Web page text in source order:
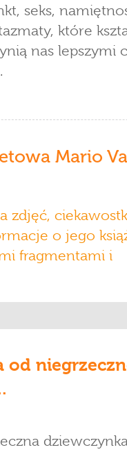
seks,
które
nas lepszymi
Mario
zdjęć,
o jego
fragmentami i
od